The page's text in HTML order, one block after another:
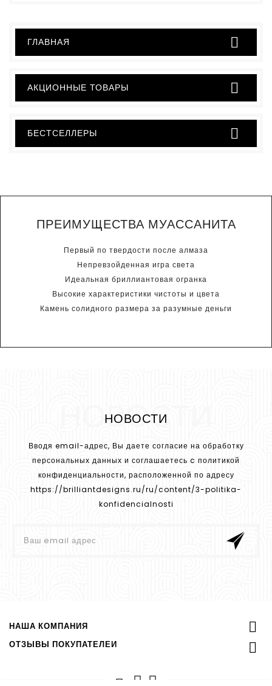
ГЛАВНАЯ 
АКЦИОННЫЕ ТОВАРЫ 
БЕСТСЕЛЛЕРЫ 
ПРЕИМУЩЕСТВА МУАССАНИТА
Первый по твердости после алмаза
Непревзойденная игра света
Идеальная бриллиантовая огранка
Высокие характеристики чистоты и цвета
Камень солидного размера за разумные деньги
НОВОСТИ
НОВОСТИ
Вводя email-адрес, Вы даете согласие на обработку
персональных данных и соглашаетесь c политикой
конфиденциальности, расположенной по адресу
https://brilliantdesigns.ru/ru/content/3-politika-
konfidencialnosti
НАША КОМПАНИЯ 
ОТЗЫВЫ ПОКУПАТЕЛЕЙ 